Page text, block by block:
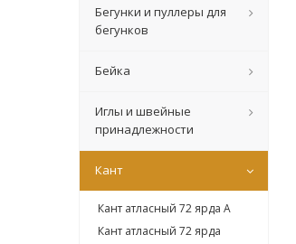
Бегунки и пуллеры для
бегунков
Бейка
Иглы и швейные
принадлежности
Кант
Кант атласный 72 ярда А
Кант атласный 72 ярда